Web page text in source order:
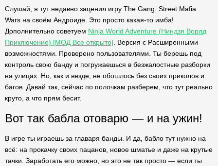
Слушай, я тут недавно заценил игру The Gang: Street Mafia
Wars на своём Андроиде. Это просто какая-то имба!
Дополнительно советуем Ninja World Adventure (Ниндзя Ворлд
Приключение) [МОД Все открыто] . Версия с Расширенными
возможностями. Проверено пользователями. Ты берешь под
контроль свою банду и погружаешься в безжалостные разборки
на улицах. Но, как и везде, не обошлось без своих приколов и
багов. Давай так, сейчас по полочкам разберем, что тут реально
круто, а что прям бесит.
Вот так бабла отоварю — и на ужин!
В игре ты играешь за главаря банды. И да, бабло тут нужно на
всё: на прокачку своих пацанов, новое шматье и даже на крутые
тачки. Заработать его можно, но это не так просто — если ты